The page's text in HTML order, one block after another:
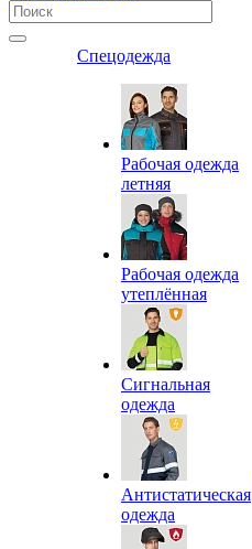
Спецодежда
Рабочая одежда
летняя
Рабочая одежда
утеплённая
Сигнальная
одежда
Антистатическая
одежда